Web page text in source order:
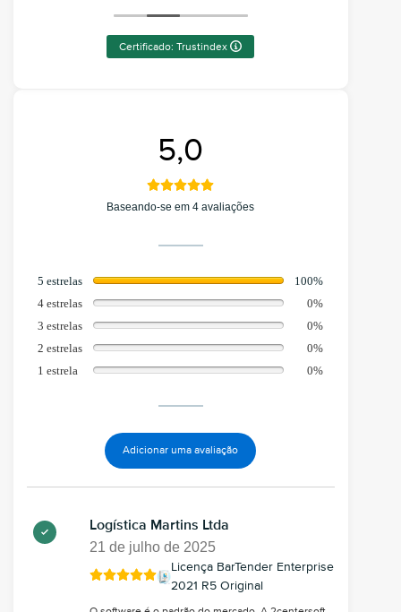
5,0
Baseando-se em 4 avaliações
5 estrelas
100%
4 estrelas
0%
3 estrelas
0%
2 estrelas
0%
1 estrela
0%
Adicionar uma avaliação
Logística Martins Ltda
21 de julho de 2025
Licença BarTender Enterprise
2021 R5 Original
Certificado: Trustindex